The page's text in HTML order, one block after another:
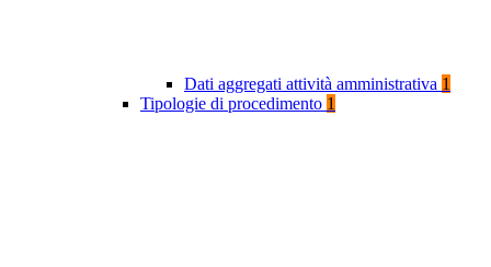
Dati aggregati attività amministrativa 1
Tipologie di procedimento 1